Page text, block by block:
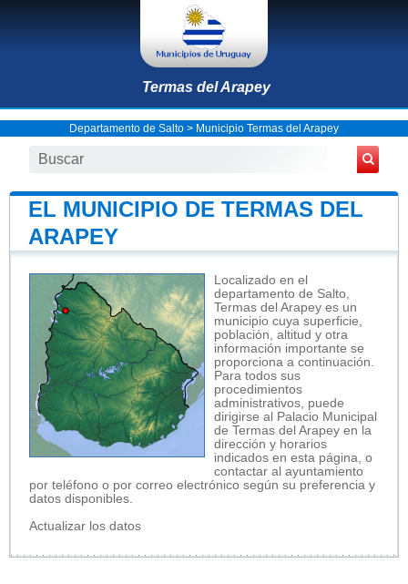
Termas del Arapey
Departamento de Salto > Municipio Termas del Arapey
EL MUNICIPIO DE TERMAS DEL
ARAPEY
Localizado en el
departamento de Salto,
Termas del Arapey es un
municipio cuya superficie,
población, altitud y otra
información importante se
proporciona a continuación.
Para todos sus
procedimientos
administrativos, puede
dirigirse al Palacio Municipal
de Termas del Arapey en la
dirección y horarios
indicados en esta página, o
contactar al ayuntamiento
por teléfono o por correo electrónico según su preferencia y
datos disponibles.
Actualizar los datos